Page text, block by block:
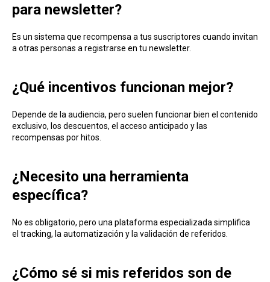
para newsletter?
Es un sistema que recompensa a tus suscriptores cuando invitan
a otras personas a registrarse en tu newsletter.
¿Qué incentivos funcionan mejor?
Depende de la audiencia, pero suelen funcionar bien el contenido
exclusivo, los descuentos, el acceso anticipado y las
recompensas por hitos.
¿Necesito una herramienta
específica?
No es obligatorio, pero una plataforma especializada simplifica
el tracking, la automatización y la validación de referidos.
¿Cómo sé si mis referidos son de